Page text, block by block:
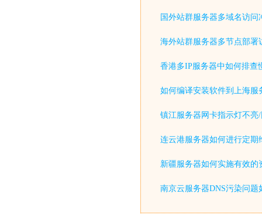
国外站群服务器多域名访问
海外站群服务器多节点部署
香港多IP服务器中如何排查
如何编译安装软件到上海服
镇江服务器网卡指示灯不亮
连云港服务器如何进行定期
新疆服务器如何实施有效的
南京云服务器DNS污染问题